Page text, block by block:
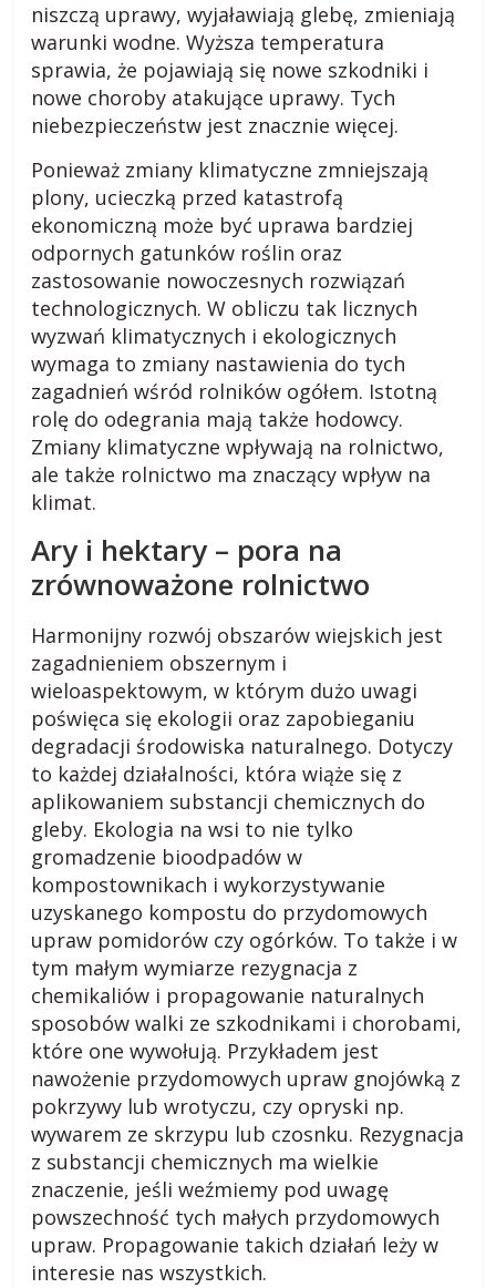
s
k
o
m
e
s
k
p
niszczą uprawy, wyjaławiają glebę, zmieniają
warunki wodne. Wyższa temperatura
sprawia, że pojawiają się nowe szkodniki i
nowe choroby atakujące uprawy. Tych
niebezpieczeństw jest znacznie więcej.
Ponieważ zmiany klimatyczne zmniejszają
plony, ucieczką przed katastrofą
ekonomiczną może być uprawa bardziej
odpornych gatunków roślin oraz
zastosowanie nowoczesnych rozwiązań
technologicznych. W obliczu tak licznych
wyzwań klimatycznych i ekologicznych
wymaga to zmiany nastawienia do tych
zagadnień wśród rolników ogółem. Istotną
rolę do odegrania mają także hodowcy.
Zmiany klimatyczne wpływają na rolnictwo,
ale także rolnictwo ma znaczący wpływ na
klimat.
Ary i hektary – pora na
zrównoważone rolnictwo
Harmonijny rozwój obszarów wiejskich jest
zagadnieniem obszernym i
wieloaspektowym, w którym dużo uwagi
poświęca się ekologii oraz zapobieganiu
degradacji środowiska naturalnego. Dotyczy
to każdej działalności, która wiąże się z
aplikowaniem substancji chemicznych do
gleby. Ekologia na wsi to nie tylko
gromadzenie bioodpadów w
kompostownikach i wykorzystywanie
uzyskanego kompostu do przydomowych
upraw pomidorów czy ogórków. To także i w
tym małym wymiarze rezygnacja z
chemikaliów i propagowanie naturalnych
sposobów walki ze szkodnikami i chorobami,
które one wywołują. Przykładem jest
nawożenie przydomowych upraw gnojówką z
pokrzywy lub wrotyczu, czy opryski np.
wywarem ze skrzypu lub czosnku. Rezygnacja
z substancji chemicznych ma wielkie
znaczenie, jeśli weźmiemy pod uwagę
powszechność tych małych przydomowych
upraw. Propagowanie takich działań leży w
interesie nas wszystkich.